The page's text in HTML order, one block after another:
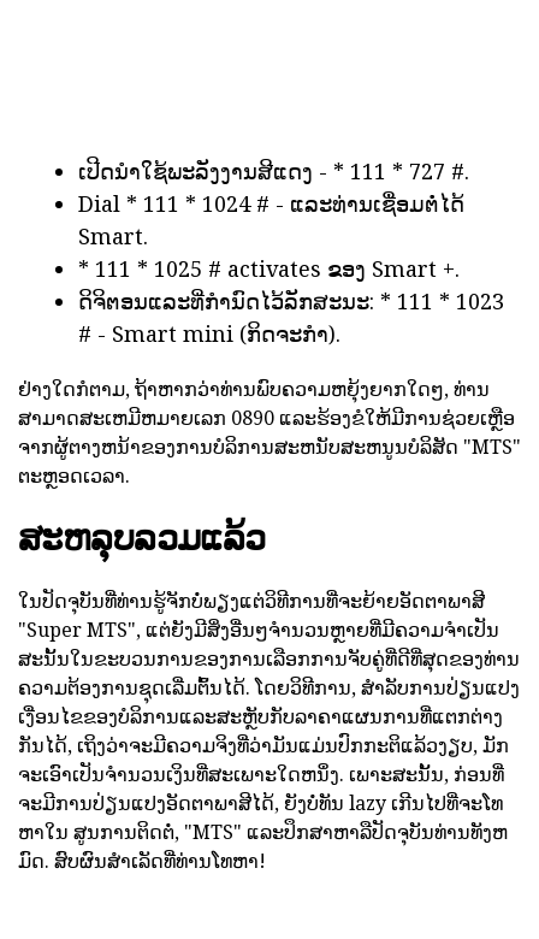
ເປີດນໍາໃຊ້ພະລັງງານສີແດງ - * 111 * 727 #.
Dial * 111 * 1024 # - ແລະທ່ານເຊື່ອມຕໍ່ໄດ້
Smart.
* 111 * 1025 # activates ຂອງ Smart +.
ດິຈິຕອນແລະທີ່ກໍານົດໄວ້ລັກສະນະ: * 111 * 1023
# - Smart mini (ກິດຈະກໍາ).
ຢ່າງໃດກໍຕາມ, ຖ້າຫາກວ່າທ່ານພົບຄວາມຫຍຸ້ງຍາກໃດໆ, ທ່ານ
ສາມາດສະເຫມີຫມາຍເລກ 0890 ແລະຮ້ອງຂໍໃຫ້ມີການຊ່ວຍເຫຼືອ
ຈາກຜູ້ຕາງຫນ້າຂອງການບໍລິການສະຫນັບສະຫນູນບໍລິສັດ "MTS"
ຕະຫຼອດເວລາ.
ສະຫລຸບລວມແລ້ວ
ໃນປັດຈຸບັນທີ່ທ່ານຮູ້ຈັກບໍ່ພຽງແຕ່ວິທີການທີ່ຈະຍ້າຍອັດຕາພາສີ
"Super MTS", ແຕ່ຍັງມີສິ່ງອື່ນໆຈໍານວນຫຼາຍທີ່ມີຄວາມຈໍາເປັນ
ສະນັ້ນໃນຂະບວນການຂອງການເລືອກການຈັບຄູ່ທີ່ດີທີ່ສຸດຂອງທ່ານ
ຄວາມຕ້ອງການຊຸດເລີ່ມຕົ້ນໄດ້. ໂດຍວິທີການ, ສໍາລັບການປ່ຽນແປງ
ເງື່ອນໄຂຂອງບໍລິການແລະສະຫຼັບກັບລາຄາແຜນການທີ່ແຕກຕ່າງ
ກັນໄດ້, ເຖິງວ່າຈະມີຄວາມຈິງທີ່ວ່າມັນແມ່ນປົກກະຕິແລ້ວງຽບ, ມັກ
ຈະເອົາເປັນຈໍານວນເງິນທີ່ສະເພາະໃດຫນຶ່ງ. ເພາະສະນັ້ນ, ກ່ອນທີ່
ຈະມີການປ່ຽນແປງອັດຕາພາສີໄດ້, ຍັງບໍ່ທັນ lazy ເກີນໄປທີ່ຈະໂທ
ຫາໃນ ສູນການຕິດຕໍ່, "MTS" ແລະປຶກສາຫາລືປັດຈຸບັນທ່ານທັງຫ
ມົດ. ສົບຜົນສໍາເລັດທີ່ທ່ານໂທຫາ!